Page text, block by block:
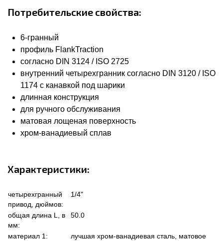
Потребительские свойства:
6-гранный
профиль FlankTraction
согласно DIN 3124 / ISO 2725
внутренний четырехгранник согласно DIN 3120 / ISO
1174 с канавкой под шарики
длинная конструкция
для ручного обслуживания
матовая лощеная поверхность
хром-ванадиевый сплав
Характеристики:
четырехгранный
привод, дюймов:
1/4"
общая длина L, в
мм:
50.0
материал 1:
лучшая хром-ванадиевая сталь, матовое